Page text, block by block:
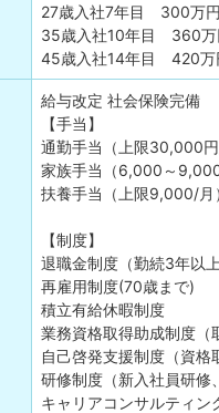
27歳入社7年目 300万円
35歳入社10年目 360万
45歳入社14年目 420万
給与改定 社会保険完備
【手当】
通勤手当（上限30,000円/
家族手当（6,000～9,000
扶養手当（上限9,000/
【制度】
退職金制度（勤続3年以上
再雇用制度(70歳まで)
積立有給休暇制度
業務資格取得助成制度（
自己啓発支援制度（資格
研修制度（新入社員研修
キャリアコンサルティン